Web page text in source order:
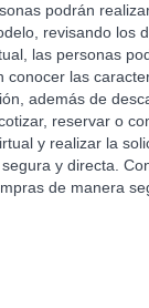
podrán
revisando los
, las personas
las
además de
reservar o
y realizar la
y directa.
de manera